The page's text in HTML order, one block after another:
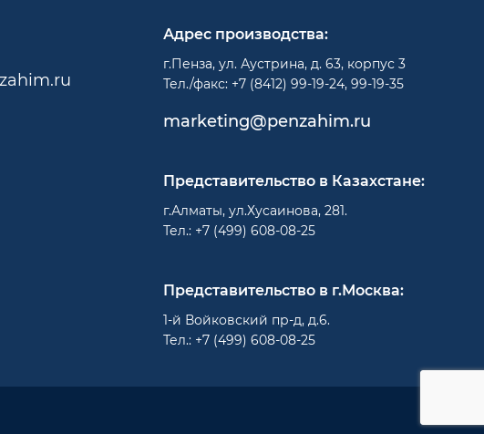
Адрес производства:
г.Пенза, ул. Аустрина, д. 63, корпус 3
Тел./факс: +7 (8412) 99-19-24, 99-19-35
marketing@penzahim.ru
Представительство в Казахстане:
г.Алматы, ул.Хусаинова, 281.
Тел.: +7 (499) 608-08-25
Представительство в г.Москва:
1-й Войковский пр-д, д.6.
Тел.: +7 (499) 608-08-25